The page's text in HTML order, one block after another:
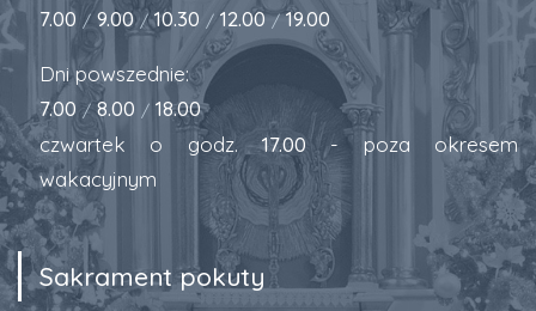
7.00 / 9.00 / 10.30 / 12.00 / 19.00
Dni powszednie:
7.00 / 8.00 / 18.00
czwartek o godz.17.00 - poza okresem
wakacyjnym
Sakrament pokuty